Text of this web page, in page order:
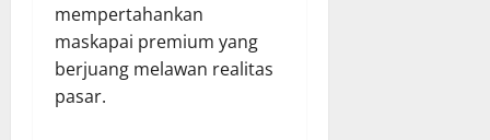
mempertahankan
maskapai premium yang
berjuang melawan realitas
pasar.